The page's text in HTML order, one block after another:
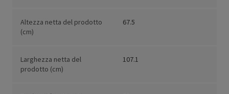
Altezza netta del prodotto
(cm)
67.5
Larghezza netta del
prodotto (cm)
107.1